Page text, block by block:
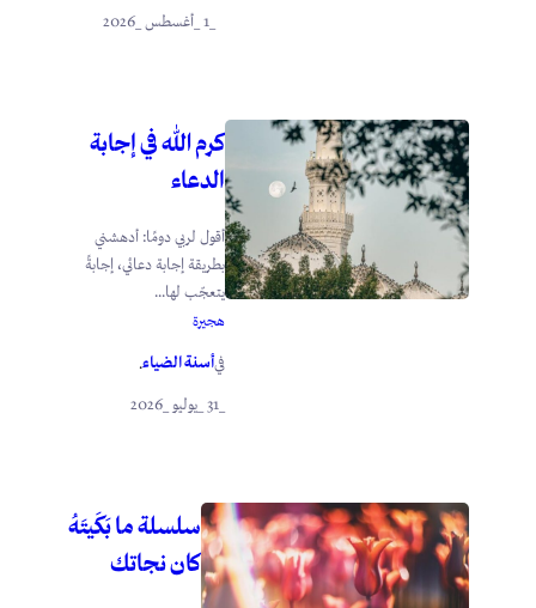
_1 _أغسطس _2026
كرم الله في إجابة
الدعاء
أقول لربي دومًا: أدهشني
بطريقة إجابة دعائي، إجابةً
يتعجّب لها...
هجيرة
فيأسنة الضياء.
سلسلة ما بَكَيتَهُ
كان نجاتك